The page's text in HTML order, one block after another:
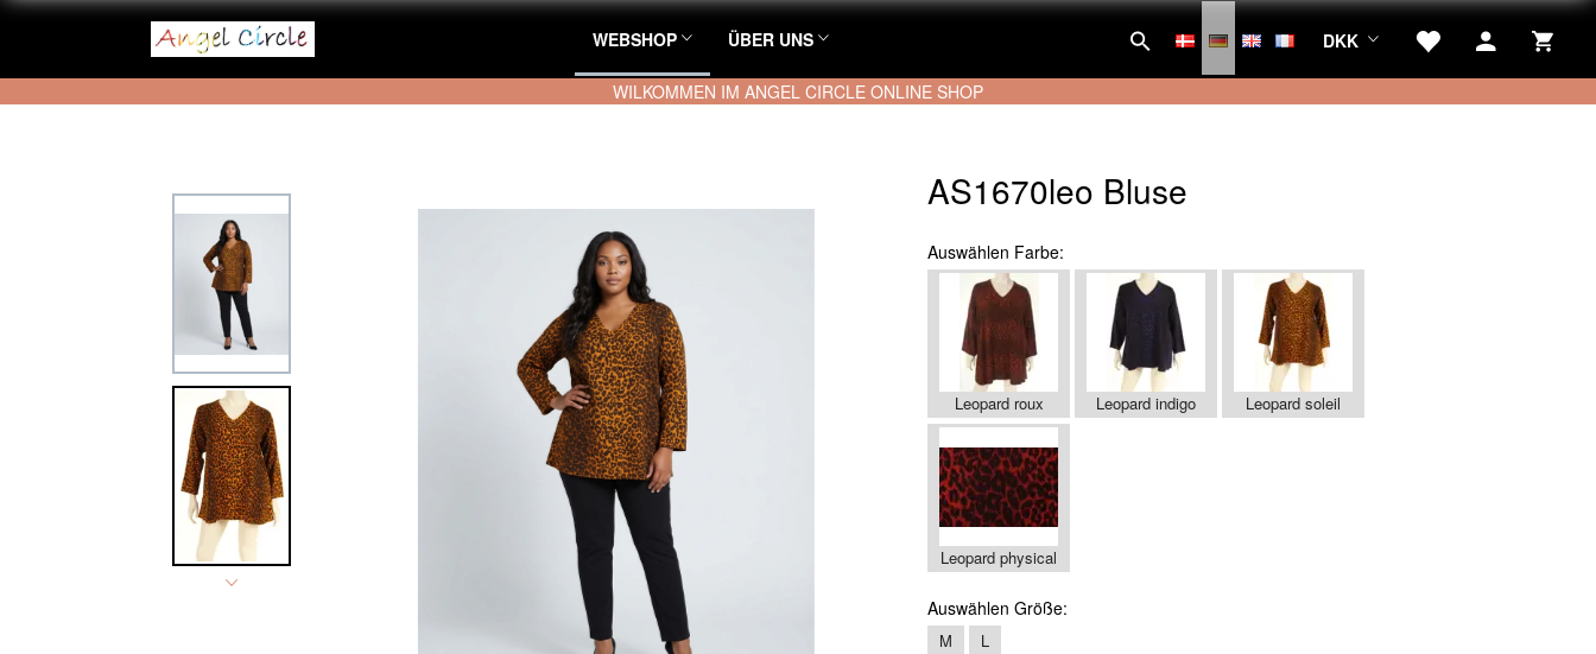
WEBSHOP ÜBER UNS DKK
WILKOMMEN IM ANGEL CIRCLE ONLINE SHOP
AS1670leo Bluse
Auswählen Farbe:
Leopard roux Leopard indigo Leopard soleil
Leopard physical
Auswählen Größe:
M L